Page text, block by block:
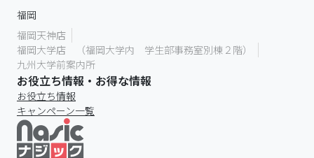
福岡
福岡天神店
福岡大学店 （福岡大学内 学生部事務室別棟２階）
九州大学前案内所
お役立ち情報・お得な情報
お役立ち情報
キャンペーン一覧